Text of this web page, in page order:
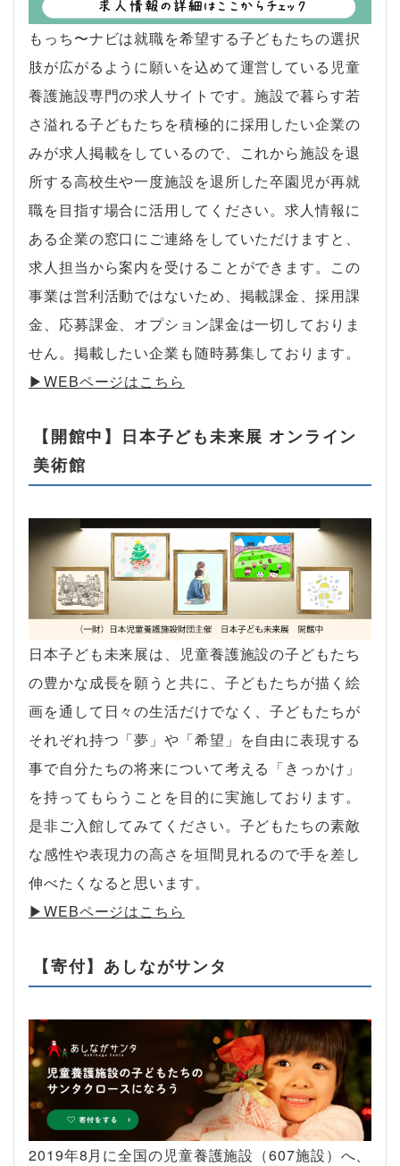
もっち〜ナビは就職を希望する子どもたちの選択
肢が広がるように願いを込めて運営している児童
養護施設専門の求人サイトです。施設で暮らす若
さ溢れる子どもたちを積極的に採用したい企業の
みが求人掲載をしているので、これから施設を退
所する高校生や一度施設を退所した卒園児が再就
職を目指す場合に活用してください。求人情報に
ある企業の窓口にご連絡をしていただけますと、
求人担当から案内を受けることができます。この
事業は営利活動ではないため、掲載課金、採用課
金、応募課金、オプション課金は一切しておりま
せん。掲載したい企業も随時募集しております。
▶︎WEBページはこちら
【開館中】日本子ども未来展 オンライン
美術館
日本子ども未来展は、児童養護施設の子どもたち
の豊かな成長を願うと共に、子どもたちが描く絵
画を通して日々の生活だけでなく、子どもたちが
それぞれ持つ「夢」や「希望」を自由に表現する
事で自分たちの将来について考える「きっかけ」
を持ってもらうことを目的に実施しております。
是非ご入館してみてください。子どもたちの素敵
な感性や表現力の高さを垣間見れるので手を差し
伸べたくなると思います。
▶︎WEBページはこちら
【寄付】あしながサンタ
2019年8月に全国の児童養護施設（607施設）へ、